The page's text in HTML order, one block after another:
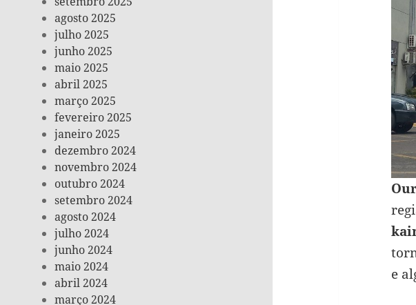
agosto 2025
julho 2025
junho 2025
maio 2025
abril 2025
março 2025
fevereiro 2025
janeiro 2025
dezembro 2024
novembro 2024
outubro 2024
setembro 2024
agosto 2024
julho 2024
junho 2024
maio 2024
abril 2024
março 2024
e